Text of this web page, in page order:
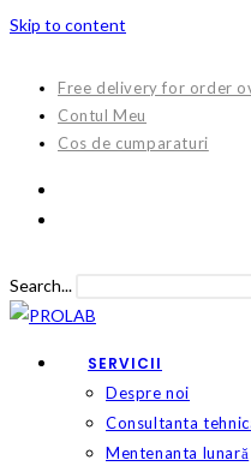
Skip to content
Free delivery for order
Contul Meu
Cos de cumparaturi
Search...
SERVICII
Despre noi
Consultanta
Mentenanta lunară